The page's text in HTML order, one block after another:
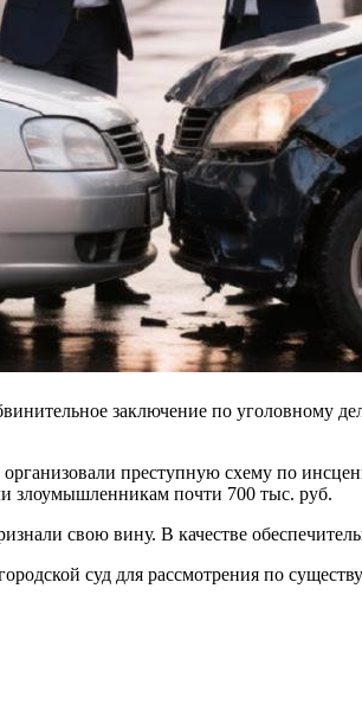
заключение по
преступную схему по
злоумышленникам почти 700 тыс. руб.
свою вину. В качестве
суд для рассмотрения по